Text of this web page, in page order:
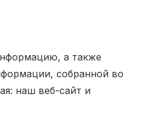
а также
собранной во
наш веб-сайт и